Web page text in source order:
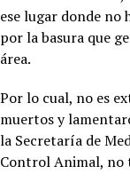
ese lugar donde no
por la basura que
área.
Por lo cual, no es
muertos y
la Secretaría de
Control Animal, no